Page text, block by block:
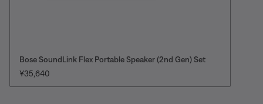
Bose SoundLink Flex Portable Speaker (2nd Gen) Set
価格:
¥35,640